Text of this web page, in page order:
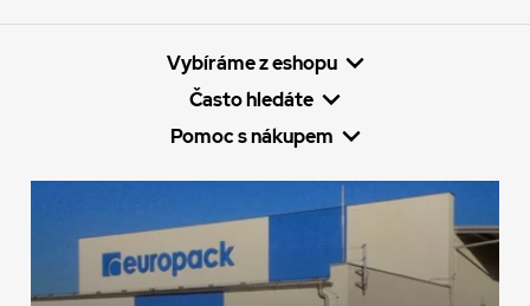
Vybíráme z eshopu
Často hledáte
Pomoc s nákupem